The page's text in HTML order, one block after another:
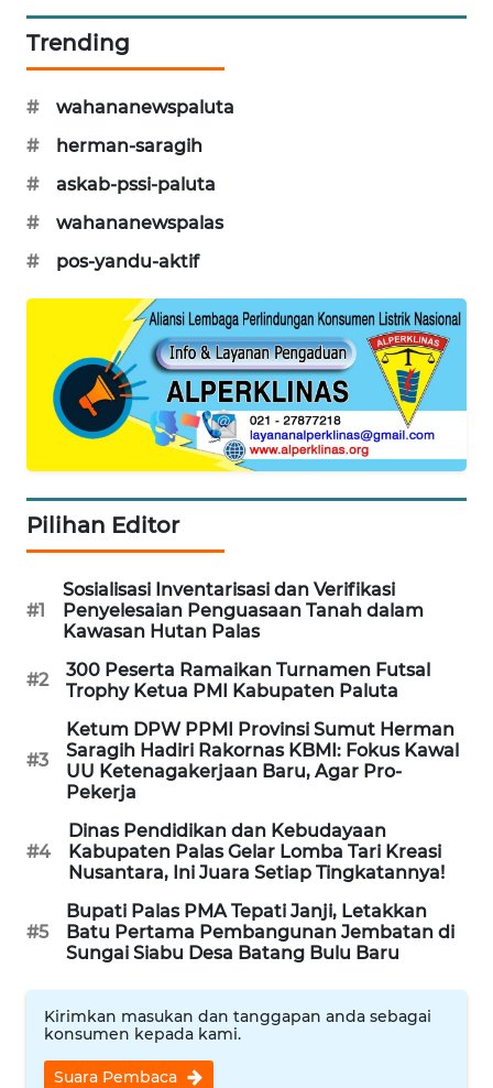
Trending
#
wahananewspaluta
#
herman-saragih
#
askab-pssi-paluta
#
wahananewspalas
#
pos-yandu-aktif
Pilihan Editor
#1
Sosialisasi Inventarisasi dan Verifikasi
Penyelesaian Penguasaan Tanah dalam
Kawasan Hutan Palas
#2
300 Peserta Ramaikan Turnamen Futsal
Trophy Ketua PMI Kabupaten Paluta
#3
Ketum DPW PPMI Provinsi Sumut Herman
Saragih Hadiri Rakornas KBMI: Fokus Kawal
UU Ketenagakerjaan Baru, Agar Pro-
Pekerja
#4
Dinas Pendidikan dan Kebudayaan
Kabupaten Palas Gelar Lomba Tari Kreasi
Nusantara, Ini Juara Setiap Tingkatannya!
#5
Bupati Palas PMA Tepati Janji, Letakkan
Batu Pertama Pembangunan Jembatan di
Sungai Siabu Desa Batang Bulu Baru
Kirimkan masukan dan tanggapan anda sebagai
konsumen kepada kami.
Suara Pembaca
WN
SEMARANG
WN
SOLO
BOROBUDUR
MADURA
WN
SURABAYA
WN
NATUNA
WN
BINTAN
WN
MANDALIKA
WN
WN
LABUANBAJO
WN
BORNEO
Wahana
WAHANA
NEWS